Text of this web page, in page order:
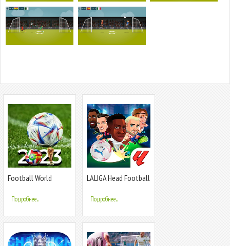
Football World
Подробнее...
LALIGA Head Football
Подробнее...